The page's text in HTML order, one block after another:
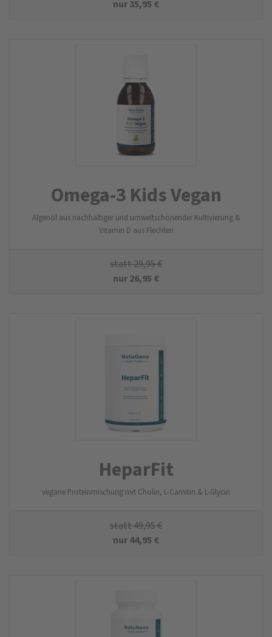
nur35,95 €
Omega-3 Kids Vegan
Algenöl aus nachhaltiger und umweltschonender Kultivierung &
Vitamin D aus Flechten
statt29,95€
nur26,95 €
HeparFit
vegane Proteinmischung mit Cholin, L-Carnitin & L-Glycin
statt49,95€
nur44,95 €